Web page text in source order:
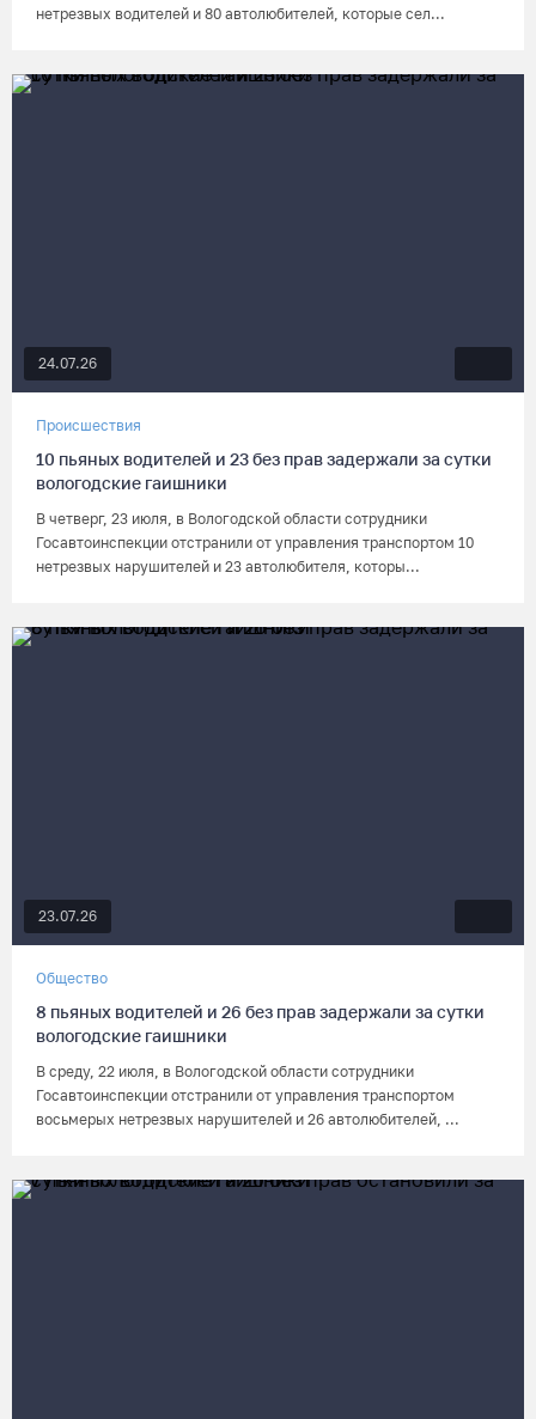
нетрезвых водителей и 80 автолюбителей, которые сел...
24.07.26
Происшествия
10 пьяных водителей и 23 без прав задержали за сутки
вологодские гаишники
В четверг, 23 июля, в Вологодской области сотрудники
Госавтоинспекции отстранили от управления транспортом 10
нетрезвых нарушителей и 23 автолюбителя, которы...
23.07.26
Общество
8 пьяных водителей и 26 без прав задержали за сутки
вологодские гаишники
В среду, 22 июля, в Вологодской области сотрудники
Госавтоинспекции отстранили от управления транспортом
восьмерых нетрезвых нарушителей и 26 автолюбителей, ...